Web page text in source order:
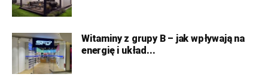
Witaminy z grupy B – jak wpływają na
energię i układ...